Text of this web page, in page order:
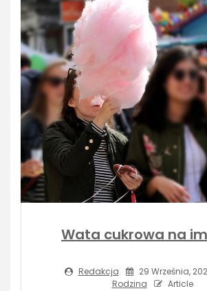
Wata cukrowa na
Redakcja 29 Września,
Rodzina
Article